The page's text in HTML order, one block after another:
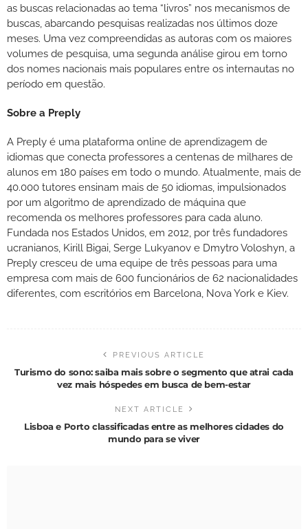
as buscas relacionadas ao tema “livros” nos mecanismos de
buscas, abarcando pesquisas realizadas nos últimos doze
meses. Uma vez compreendidas as autoras com os maiores
volumes de pesquisa, uma segunda análise girou em torno
dos nomes nacionais mais populares entre os internautas no
período em questão.
Sobre a Preply
A Preply é uma plataforma online de aprendizagem de
idiomas que conecta professores a centenas de milhares de
alunos em 180 países em todo o mundo. Atualmente, mais de
40.000 tutores ensinam mais de 50 idiomas, impulsionados
por um algoritmo de aprendizado de máquina que
recomenda os melhores professores para cada aluno.
Fundada nos Estados Unidos, em 2012, por três fundadores
ucranianos, Kirill Bigai, Serge Lukyanov e Dmytro Voloshyn, a
Preply cresceu de uma equipe de três pessoas para uma
empresa com mais de 600 funcionários de 62 nacionalidades
diferentes, com escritórios em Barcelona, Nova York e Kiev.
PREVIOUS ARTICLE
Turismo do sono: saiba mais sobre o segmento que atrai cada
vez mais hóspedes em busca de bem-estar
NEXT ARTICLE
Lisboa e Porto classificadas entre as melhores cidades do
mundo para se viver